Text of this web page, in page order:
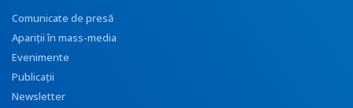
Comunicate de presă
Apariţii în mass-media
Evenimente
Publicații
Newsletter